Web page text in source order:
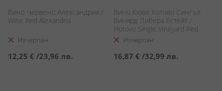
Вино Червено Александрия /
Wine Red Alexandria
Изчерпан
12,25 € /23,96 лв.
Вино Кюве Хотово Сингъл
Винярд Либера Естейт /
Hotovo Single Vineyard Red
CuvéeИзчерпан
16,87 € /32,99 лв.